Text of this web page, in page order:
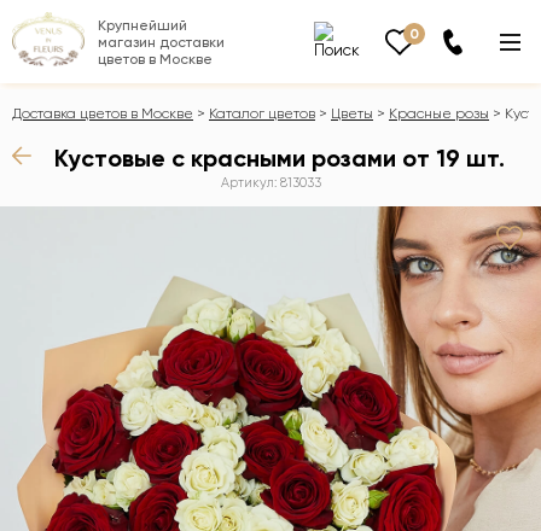
Крупнейший
магазин доставки
цветов в Москве
0
Доставка цветов в Москве Каталог цветов Цветы Красные розы
Кустовые с красными розами от 19 шт.
Артикул: 813033